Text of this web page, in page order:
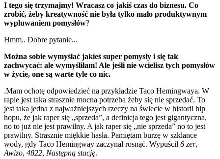
I tego się trzymajmy! Wracasz co jakiś czas do biznesu. Co
zrobić, żeby kreatywność nie była tylko mało produktywnym
wypluwaniem pomysłów?
Hmm.. Dobre pytanie...
Można sobie wymyślać jakieś super pomysły i się tak
zachwycać: ale wymyśliłam! Ale jeśli nie wcielisz tych pomysłów
w życie, one są warte tyle co nic.
.Mam ochotę odpowiedzieć na przykładzie Taco Hemingwaya. W
rapie jest taka strasznie mocna potrzeba żeby się nie sprzedać. To
jest taka jedna z najważniejszych rzeczy na świecie w historii hip
hopu, że jak raper się „sprzeda”, a definicja tego jest gigantyczna,
no to już nie jest prawilny. A jak raper się „nie sprzeda” no to jest
prawilny. Strasznie miękkie hasła. Pamiętam burzę w szklance
wody, gdy Taco Hemingway zaczynał rosnąć. Wypuścił6 zer,
Awizo, 4822, Następną stację.